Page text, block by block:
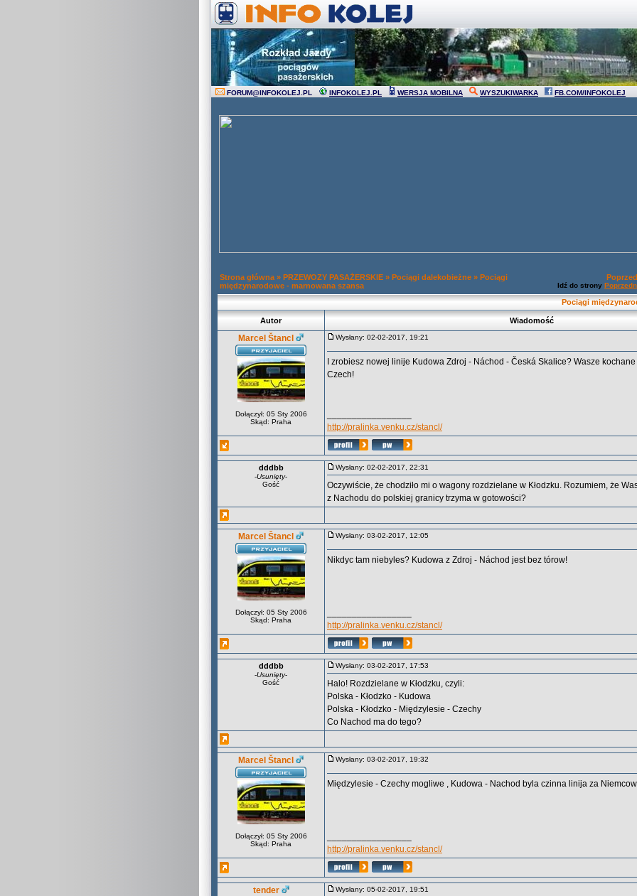
FORUM@INFOKOLEJ.PL INFOKOLEJ.PL WERSJA MOBILNA WYSZUKIWARKA FB.COM/INFOKOLEJ
Strona główna » PRZEWOZY PASAŻERSKIE » Pociągi dalekobieżne » Pociągi
międzynarodowe - marnowana szansa
Idź do strony
Pociągi
Autor Wiadomość
Marcel Štancl
Dołączył: 05 Sty 2006
Skąd: Praha
Wysłany: 02-02-2017, 19:21
I zrobiesz nowej linije Kudowa Zdroj - Náchod - Česká Skalice? Wasze
Czech!
http://pralinka.venku.cz/stancl/
dddbb
-Usunięty-
Gość
Wysłany: 02-02-2017, 22:31
Oczywiście, że chodziło mi o wagony rozdzielane w Kłodzku. Rozumiem, że
z Nachodu do polskiej granicy trzyma w gotowości?
Marcel Štancl
Dołączył: 05 Sty 2006
Skąd: Praha
Wysłany: 03-02-2017, 12:05
Nikdyc tam niebyles? Kudowa z Zdroj - Náchod jest bez tórow!
http://pralinka.venku.cz/stancl/
dddbb
-Usunięty-
Gość
Wysłany: 03-02-2017, 17:53
Halo! Rozdzielane w Kłodzku, czyli:
Polska - Kłodzko - Kudowa
Polska - Kłodzko - Międzylesie - Czechy
Co Nachod ma do tego?
Marcel Štancl
Dołączył: 05 Sty 2006
Skąd: Praha
Wysłany: 03-02-2017, 19:32
Międzylesie - Czechy mogliwe , Kudowa - Nachod byla czinna linija za
http://pralinka.venku.cz/stancl/
tender Wysłany: 05-02-2017, 19:51